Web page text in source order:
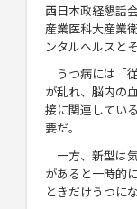
西日本政経懇話
産業医科大産業
ンタルヘルスと
うつ病には「
が乱れ、脳内の
接に関連してい
要だ。
一方、新型は
があると一時的
ときだけうつに